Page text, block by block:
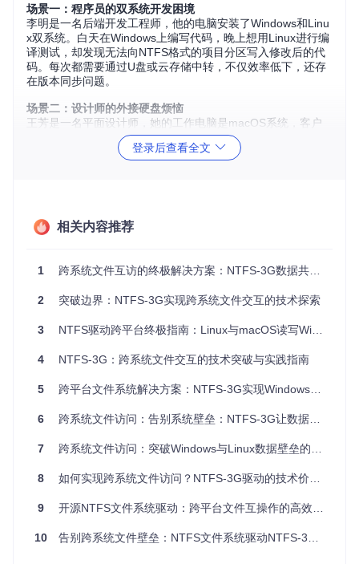
场景一：程序员的双系统开发困境
李明是一名后端开发工程师，他的电脑安装了Windows和Linu
x双系统。白天在Windows上编写代码，晚上想用Linux进行编
译测试，却发现无法向NTFS格式的项目分区写入修改后的代
码。每次都需要通过U盘或云存储中转，不仅效率低下，还存
在版本同步问题。
场景二：设计师的外接硬盘烦恼
王芳是一名平面设计师，她的工作电脑是macOS系统，客户
经常通过NTFS格式的移动硬盘交付素材。macOS默认只能读
取NTFS分区，当她需要将设计成果保存回移动硬盘时，只能
统，需要紧急恢复其中的重要文件。他尝试用Linux启动盘挂
载NTFS系统分区，却发现传统工具要么只能读取，要么存在
这些问题的根源在于不同操作系统对文件系统的支持差异。Wi
ndows使用NTFS（New Technology File System）作为默认
文件系统，而Linux和macOS原生对NTFS的支持有限。NTFS
-3G的出现正是为了解决这一痛点，它通过FUSE（Filesystem
in Userspace）技术，在用户空间实现了对NTFS文件系统的
核心技术实现跨系统兼容：
1. FUSE架构的创新应用
现文件系统驱动，这避免了修改内核代码的复杂性和风险。N
TFS-3G作为FUSE模块，将NTFS的读写请求转换为用户空间
的函数调用，既保证了系统稳定性，又降低了开发难度。
2. NTFS协议的完整实现
NTFS-3G完全遵循Microsoft的NTFS规范，实现了对文件元数
登录后查看全文
相关内容推荐
1 跨系统文件互访的终极解决方案：NTFS-3G数据共享工具详解
2 突破边界：NTFS-3G实现跨系统文件交互的技术探索
3 NTFS驱动跨平台终极指南：Linux与macOS读写Windows硬盘全方案
4 NTFS-3G：跨系统文件交互的技术突破与实践指南
5 跨平台文件系统解决方案：NTFS-3G实现Windows与Linux无缝读写
6 跨系统文件访问：告别系统壁垒：NTFS-3G让数据自由流动
7 跨系统文件访问：突破Windows与Linux数据壁垒的完美解决方案
8 如何实现跨系统文件访问？NTFS-3G驱动的技术价值与实践指南
9 开源NTFS文件系统驱动：跨平台文件互操作的高效解决方案
10 告别跨系统文件壁垒：NTFS文件系统驱动NTFS-3G完全指南